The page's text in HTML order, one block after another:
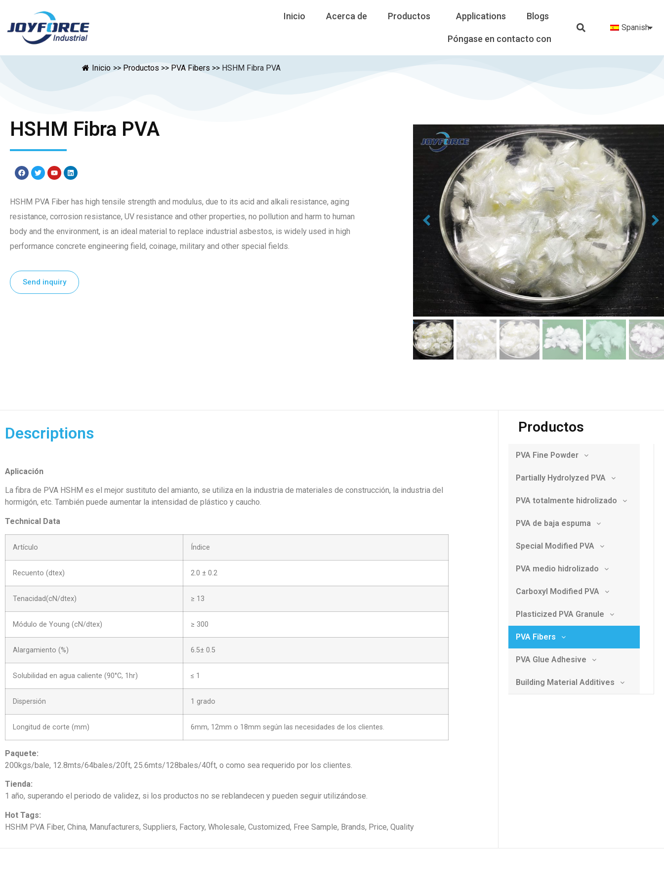
Inicio Acerca de Productos Applications Blogs
Póngase en contacto con
Spanish
Inicio >> Productos >> PVA Fibers >> HSHM Fibra PVA
HSHM Fibra PVA
HSHM PVA Fiber has high tensile strength and modulus, due to its acid and alkali resistance, aging
resistance, corrosion resistance, UV resistance and other properties, no pollution and harm to human
body and the environment, is an ideal material to replace industrial asbestos, is widely used in high
performance concrete engineering field, coinage, military and other special fields.
Send inquiry
Descriptions
Aplicación
La fibra de PVA HSHM es el mejor sustituto del amianto, se utiliza en la industria de materiales de construcción, la industria del
hormigón, etc. También puede aumentar la intensidad de plástico y caucho.
Technical Data
Artículo Índice
Recuento (dtex) 2.0 ± 0.2
Tenacidad(cN/dtex) ≥ 13
Módulo de Young (cN/dtex) ≥ 300
Alargamiento (%) 6.5± 0.5
Solubilidad en agua caliente (90°C, 1hr) ≤ 1
Dispersión 1 grado
Longitud de corte (mm) 6mm, 12mm o 18mm según las necesidades de los clientes.
Paquete:
200kgs/bale, 12.8mts/64bales/20ft, 25.6mts/128bales/40ft, o como sea requerido por los clientes.
Tienda:
1 año, superando el periodo de validez, si los productos no se reblandecen y pueden seguir utilizándose.
Hot Tags:
HSHM PVA Fiber, China, Manufacturers, Suppliers, Factory, Wholesale, Customized, Free Sample, Brands, Price, Quality
Productos
PVA Fine Powder
Partially Hydrolyzed PVA
PVA totalmente hidrolizado
PVA de baja espuma
Special Modified PVA
PVA medio hidrolizado
Carboxyl Modified PVA
Plasticized PVA Granule
PVA Fibers
PVA Glue Adhesive
Building Material Additives